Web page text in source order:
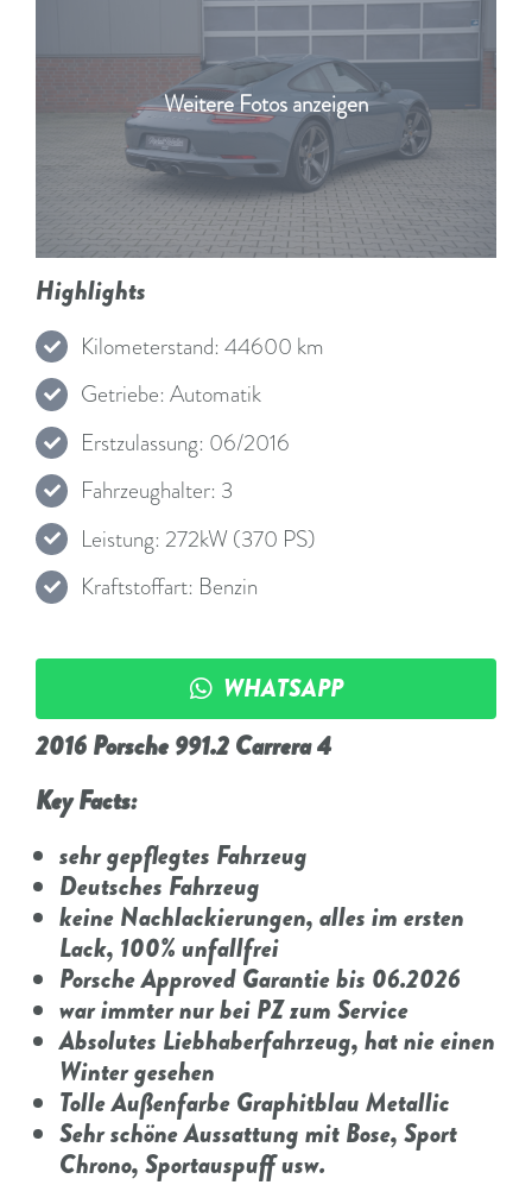
Highlights
Kilometerstand: 44600 km
Getriebe: Automatik
Erstzulassung: 06/2016
Fahrzeughalter: 3
Leistung: 272kW (370 PS)
Kraftstoffart: Benzin
WHATSAPP
2016 Porsche 991.2 Carrera 4
Key Facts:
sehr gepflegtes Fahrzeug
Deutsches Fahrzeug
keine Nachlackierungen, alles im ersten
Lack, 100% unfallfrei
Porsche Approved Garantie bis 06.2026
war immter nur bei PZ zum Service
Absolutes Liebhaberfahrzeug, hat nie einen
Winter gesehen
Tolle Außenfarbe Graphitblau Metallic
Sehr schöne Aussattung mit Bose, Sport
Chrono, Sportauspuff usw.